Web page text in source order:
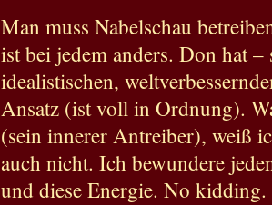
Man muss Nabelschau
ist bei jedem anders. Don hat –
idealistischen,
Ansatz (ist voll in Ordnung).
(sein innerer Antreiber), weiß
auch nicht. Ich bewundere
und diese Energie. No kidding.